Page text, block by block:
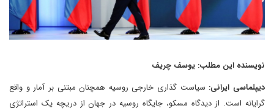
نویسنده این مطلب: یوسف چریف
دیپلماسی ایرانی: سیاست گذاری خارجی روسیه همچنان مبتنی بر آمار و واقع
گرایانه است. از دیدگاه مسکو، جایگاه روسیه در جهان از دریچه یک استراتژی